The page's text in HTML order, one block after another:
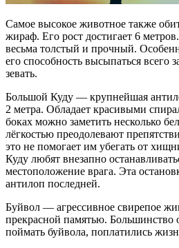
Самое высокое животное также
жираф. Его рост достигает 6
весьма толстый и прочный.
его способность высыпаться всего
зевать.
Большой Куду — крупнейшая
2 метра. Обладает красивыми
боках можно заметить несколько
лёгкостью преодолевают
это не помогает им убегать от
Куду любят внезапно
местоположение врага. Эта
антилоп последней.
Буйвол — агрессивное свирепое
прекрасной памятью. Большинство
поймать буйвола, поплатились